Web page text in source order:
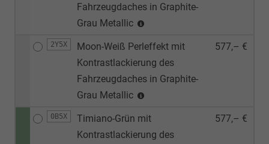
Fahrzeugdaches in Graphite-
Grau Metallic
2Y5X
Moon-Weiß Perleffekt mit
Kontrastlackierung des
Fahrzeugdaches in Graphite-
Grau Metallic
577,– €
0B5X
Timiano-Grün mit
Kontrastlackierung des
577,– €